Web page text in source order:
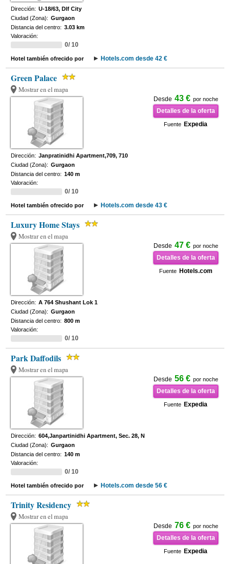
Dirección: U-18/63, Dlf City
Ciudad (Zona): Gurgaon
Distancia del centro: 3.03 km
Valoración:
0/ 10
Hotel también ofrecido por Hotels.com desde 42 €
Green Palace
Mostrar en el mapa
Desde 43 € por noche
Detalles de la oferta
Fuente Expedia
Dirección: Janpratinidhi Apartment,709, 710
Ciudad (Zona): Gurgaon
Distancia del centro: 140 m
Valoración:
0/ 10
Hotel también ofrecido por Hotels.com desde 43 €
Luxury Home Stays
Mostrar en el mapa
Desde 47 € por noche
Detalles de la oferta
Fuente Hotels.com
Dirección: A 764 Shushant Lok 1
Ciudad (Zona): Gurgaon
Distancia del centro: 800 m
Valoración:
0/ 10
Park Daffodils
Mostrar en el mapa
Desde 56 € por noche
Detalles de la oferta
Fuente Expedia
Dirección: 604,Janpartinidhi Apartment, Sec. 28, N
Ciudad (Zona): Gurgaon
Distancia del centro: 140 m
Valoración:
0/ 10
Hotel también ofrecido por Hotels.com desde 56 €
Trinity Residency
Mostrar en el mapa
Desde 76 € por noche
Detalles de la oferta
Fuente Expedia